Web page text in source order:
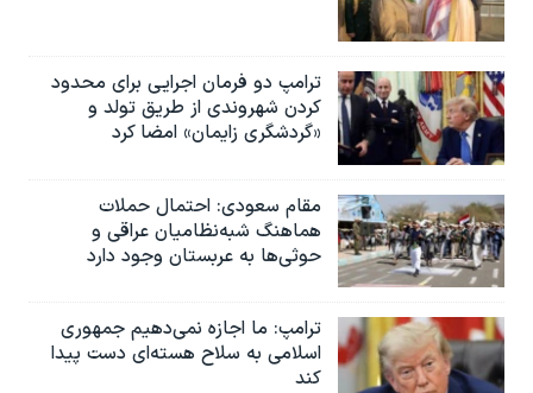
ترامپ دو فرمان اجرایی برای محدود
کردن شهروندی از طریق تولد و
«گردشگری زایمان» امضا کرد
مقام سعودی: احتمال حملات
هماهنگ شبه‌نظامیان عراقی و
حوثی‌ها به عربستان وجود دارد
ترامپ: ما اجازه نمی‌دهیم جمهوری
اسلامی به سلاح هسته‌ای دست پیدا
کند